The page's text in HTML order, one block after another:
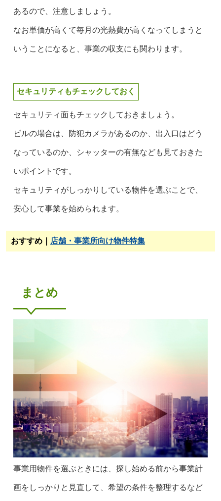
あるので、注意しましょう。
なお単価が高くて毎月の光熱費が高くなってしまうと
いうことになると、事業の収支にも関わります。
セキュリティもチェックしておく
セキュリティ面もチェックしておきましょう。
ビルの場合は、防犯カメラがあるのか、出入口はどう
なっているのか、シャッターの有無なども見ておきた
いポイントです。
セキュリティがしっかりしている物件を選ぶことで、
安心して事業を始められます。
おすすめ｜ 店舗・事業所向け物件特集
まとめ
事業用物件を選ぶときには、探し始める前から事業計
画をしっかりと見直して、希望の条件を整理するなど